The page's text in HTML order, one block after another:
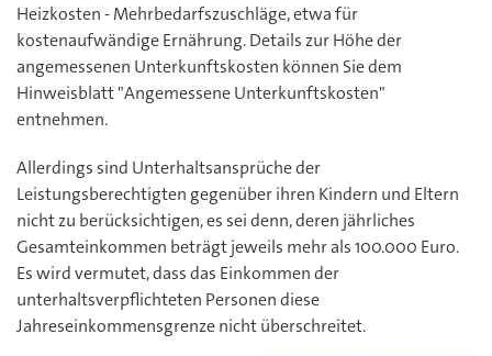
Heizkosten - Mehrbedarfszuschläge, etwa für
kostenaufwändige Ernährung. Details zur Höhe der
angemessenen Unterkunftskosten können Sie dem
Hinweisblatt "Angemessene Unterkunftskosten"
entnehmen.
Allerdings sind Unterhaltsansprüche der
Leistungsberechtigten gegenüber ihren Kindern und Eltern
nicht zu berücksichtigen, es sei denn, deren jährliches
Gesamteinkommen beträgt jeweils mehr als 100.000 Euro.
Es wird vermutet, dass das Einkommen der
unterhaltsverpflichteten Personen diese
Jahreseinkommensgrenze nicht überschreitet.